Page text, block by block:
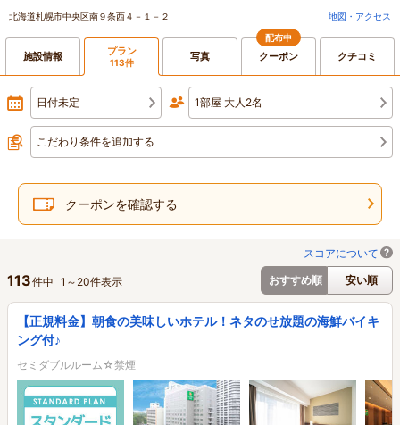
北海道札幌市中央区南９条西４－１－２ 地図・アクセス
施設情報 プラン
113件 写真
配布中
クーポン クチコミ
日付未定 1部屋 大人2名
こだわり条件を追加する
クーポンを確認する
スコアについて
おすすめ順
安い順
113件中 1 ～ 20件表示
【正規料金】朝食の美味しいホテル！ネタのせ放題の海鮮バイキ
ング付♪
セミダブルルーム☆禁煙